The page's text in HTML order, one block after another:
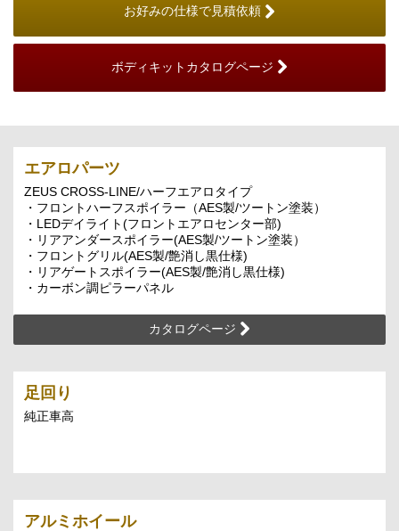
お好みの仕様で見積依頼
ボディキットカタログページ
エアロパーツ
ZEUS CROSS-LINE/ハーフエアロタイプ
・フロントハーフスポイラー（AES製/ツートン塗装）
・LEDデイライト(フロントエアロセンター部)
・リアアンダースポイラー(AES製/ツートン塗装）
・フロントグリル(AES製/艶消し黒仕様)
・リアゲートスポイラー(AES製/艶消し黒仕様)
・カーボン調ピラーパネル
カタログページ
足回り
純正車高
アルミホイール